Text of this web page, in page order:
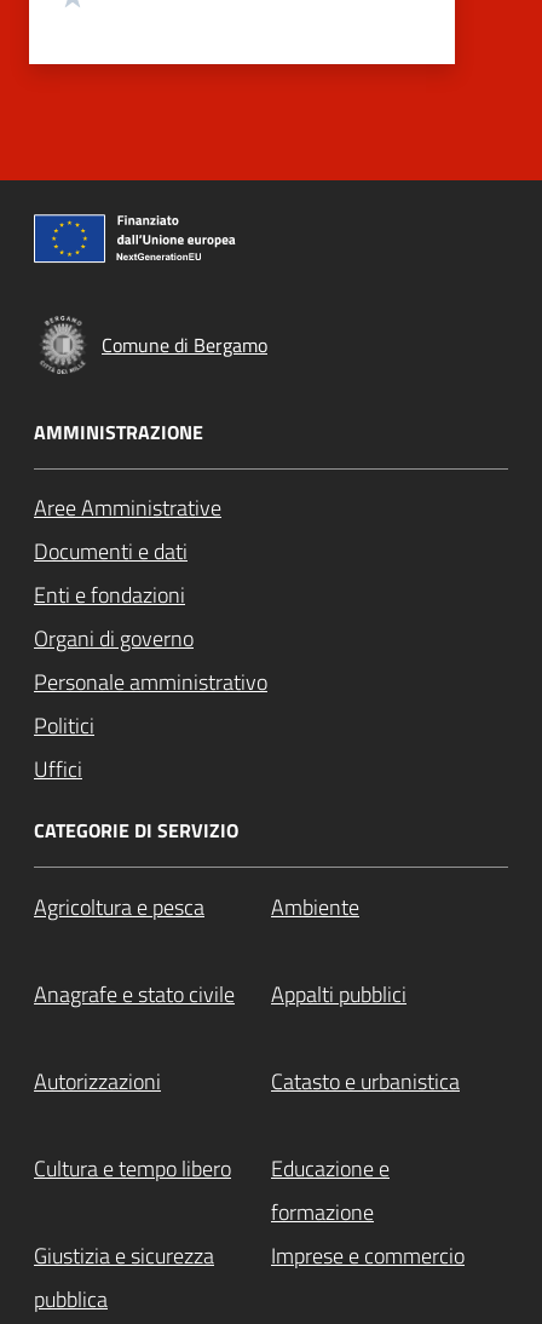
Comune di Bergamo
AMMINISTRAZIONE
Aree Amministrative
Documenti e dati
Enti e fondazioni
Organi di governo
Personale amministrativo
Politici
Uffici
CATEGORIE DI SERVIZIO
Agricoltura e pesca Ambiente
Anagrafe e stato civile Appalti pubblici
Autorizzazioni Catasto e urbanistica
Cultura e tempo libero
Educazione e
formazione
Giustizia e sicurezza
pubblica
Imprese e commercio